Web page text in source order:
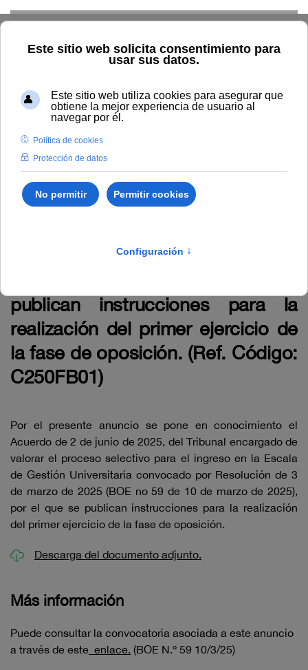
Home La UNIA TOUNIA Personal
Anuncio relativo al
Acuerdo del Tribunal del proceso selectivo para el ingreso en la
instrucciones para la realización del primer ejercicio de la fase de
oposición. (Ref. Código: C250FB01)
Anuncio relativo al Acuerdo del
para el ingreso en la Escala de
publican instrucciones para la
realización del primer ejercicio de
la fase de oposición. (Ref. Código:
C250FB01)
Por el presente anuncio se pone en conocimiento el
Acuerdo de 2 de junio de 2025, del Tribunal encargado de
valorar el proceso selectivo para el ingreso en la Escala
de Gestión Universitaria convocado por Resolución de 3
de marzo de 2025 (BOE no 59 de 10 de marzo de 2025),
por el que se publican instrucciones para la realización
del primer ejercicio de la fase de oposición.
Descarga del documento adjunto.
Más información
Puede consultar la convocatoria asociada a este anuncio
a través de este enlace. (BOE N.º 59 10/3/25)